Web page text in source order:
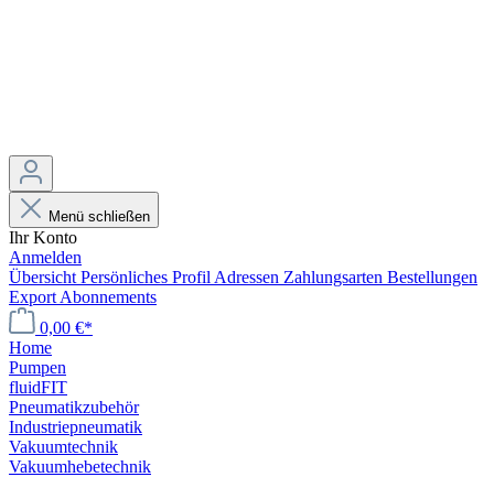
Menü schließen
Ihr Konto
Anmelden
Übersicht Persönliches Profil Adressen Zahlungsarten Bestellungen
Export Abonnements
0,00 €*
Home
Pumpen
fluidFIT
Pneumatikzubehör
Industriepneumatik
Vakuumtechnik
Vakuumhebetechnik